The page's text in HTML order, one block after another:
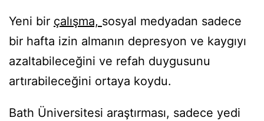
Yeni bir çalışma, sosyal medyadan sadece
bir hafta izin almanın depresyon ve kaygıyı
azaltabileceğini ve refah duygusunu
artırabileceğini ortaya koydu.
Bath Üniversitesi araştırması, sadece yedi